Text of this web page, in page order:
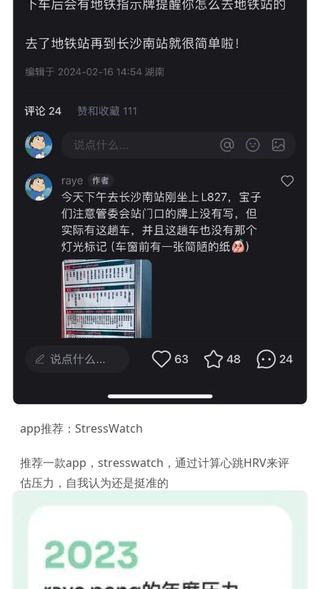
app推荐：StressWatch
推荐一款app，stresswatch，通过计算心跳HRV来评
估压力，自我认为还是挺准的